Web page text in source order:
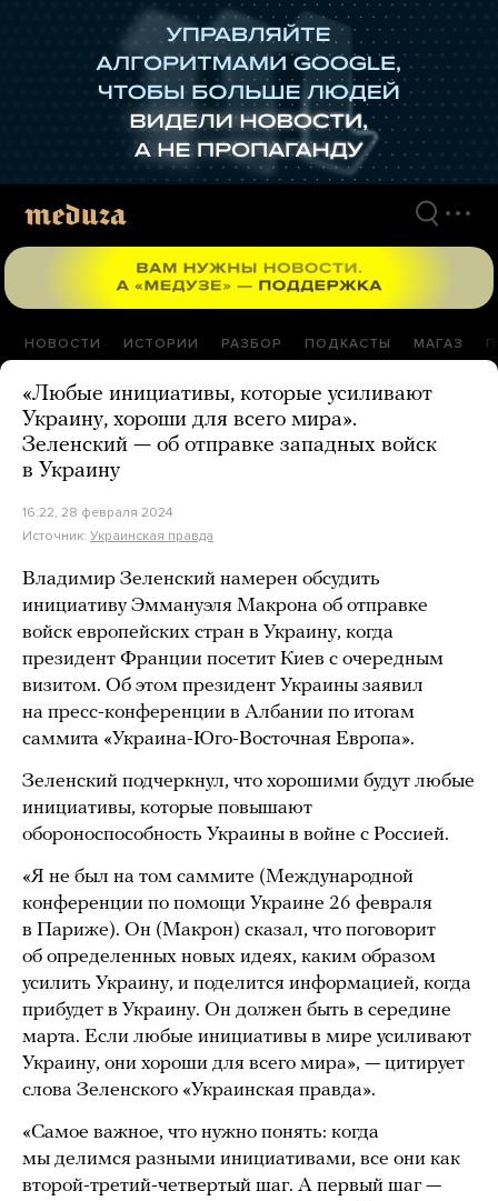
НОВОСТИ ИСТОРИИ РАЗБОР ПОДКАСТЫ МАГАЗ
«Любые инициативы, которые усиливают
Украину, хороши для всего мира».
Зеленский — об отправке западных войск
в Украину
16:22, 28 февраля 2024
Источник: Украинская правда
Владимир Зеленский намерен обсудить
инициативу Эммануэля Макрона об отправке
войск европейских стран в Украину, когда
президент Франции посетит Киев с очередным
визитом. Об этом президент Украины заявил
на пресс-конференции в Албании по итогам
саммита «Украина-Юго-Восточная Европа».
Зеленский подчеркнул, что хорошими будут любые
инициативы, которые повышают
обороноспособность Украины в войне с Россией.
«Я не был на том саммите (Международной
конференции по помощи Украине 26 февраля
в Париже). Он (Макрон) сказал, что поговорит
об определенных новых идеях, каким образом
усилить Украину, и поделится информацией, когда
прибудет в Украину. Он должен быть в середине
марта. Если любые инициативы в мире усиливают
Украину, они хороши для всего мира», — цитирует
слова Зеленского «Украинская правда».
«Самое важное, что нужно понять: когда
мы делимся разными инициативами, все они как
второй-третий-четвертый шаг. А первый шаг —